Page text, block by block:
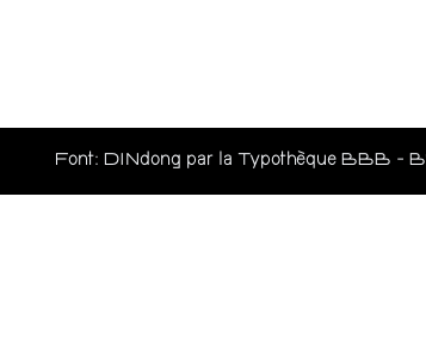
Font: DINdong par la Typothèque BBB -